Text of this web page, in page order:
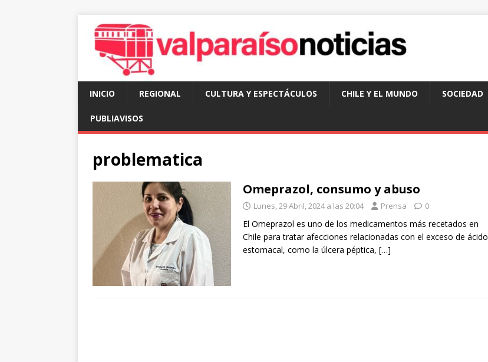
INICIO REGIONAL CULTURA Y ESPECTÁCULOS CHILE Y EL MUNDO SOCIEDAD
PUBLIAVISOS
problematica
Omeprazol, consumo y abuso
Lunes, 29 Abril, 2024 a las 20:04 Prensa 0
El Omeprazol es uno de los medicamentos más recetados en
Chile para tratar afecciones relacionadas con el exceso de ácido
estomacal, como la úlcera péptica, […]